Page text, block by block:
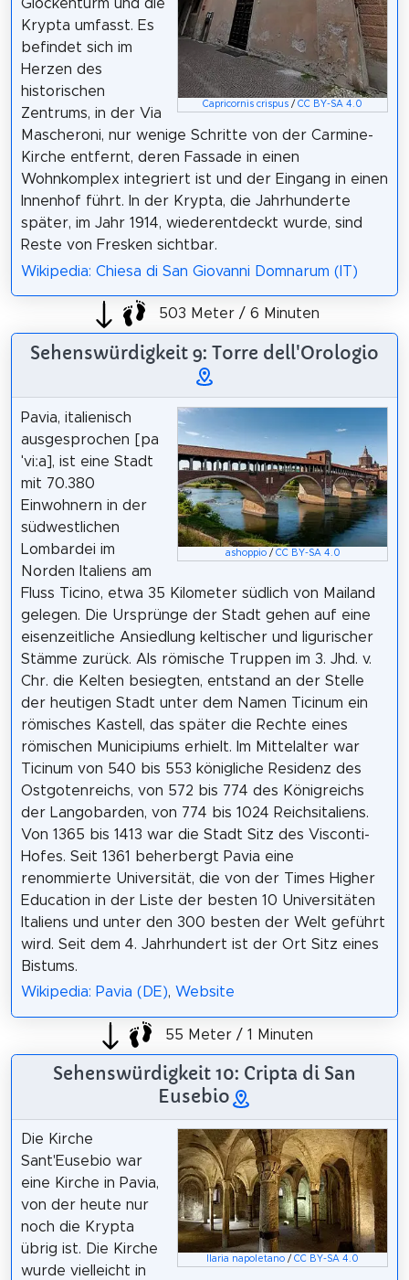
Capricornis crispus /CC BY-SA 4.0
Glockenturm und die
Krypta umfasst. Es
befindet sich im
Herzen des
historischen
Zentrums, in der Via
Mascheroni, nur wenige Schritte von der Carmine-
Kirche entfernt, deren Fassade in einen
Wohnkomplex integriert ist und der Eingang in einen
Innenhof führt. In der Krypta, die Jahrhunderte
später, im Jahr 1914, wiederentdeckt wurde, sind
Reste von Fresken sichtbar.
Wikipedia: Chiesa di San Giovanni Domnarum (IT)
503 Meter / 6 Minuten
Sehenswürdigkeit 9: Torre dell'Orologio
ashoppio/ CC BY-SA 4.0
Pavia, italienisch
ausgesprochen [pa
ˈviːa], ist eine Stadt
mit 70.380
Einwohnern in der
südwestlichen
Lombardei im
Norden Italiens am
Fluss Ticino, etwa 35 Kilometer südlich von Mailand
gelegen. Die Ursprünge der Stadt gehen auf eine
eisenzeitliche Ansiedlung keltischer und ligurischer
Stämme zurück. Als römische Truppen im 3. Jhd. v.
Chr. die Kelten besiegten, entstand an der Stelle
der heutigen Stadt unter dem Namen Ticinum ein
römisches Kastell, das später die Rechte eines
römischen Municipiums erhielt. Im Mittelalter war
Ticinum von 540 bis 553 königliche Residenz des
Ostgotenreichs, von 572 bis 774 des Königreichs
der Langobarden, von 774 bis 1024 Reichsitaliens.
Von 1365 bis 1413 war die Stadt Sitz des Visconti-
Hofes. Seit 1361 beherbergt Pavia eine
renommierte Universität, die von der Times Higher
Education in der Liste der besten 10 Universitäten
Italiens und unter den 300 besten der Welt geführt
wird. Seit dem 4. Jahrhundert ist der Ort Sitz eines
Bistums.
Wikipedia: Pavia (DE), Website
55 Meter / 1 Minuten
Sehenswürdigkeit 10: Cripta di San
Eusebio
Ilaria napoletano /CC BY-SA 4.0
Die Kirche
Sant'Eusebio war
eine Kirche in Pavia,
von der heute nur
noch die Krypta
übrig ist. Die Kirche
wurde vielleicht in